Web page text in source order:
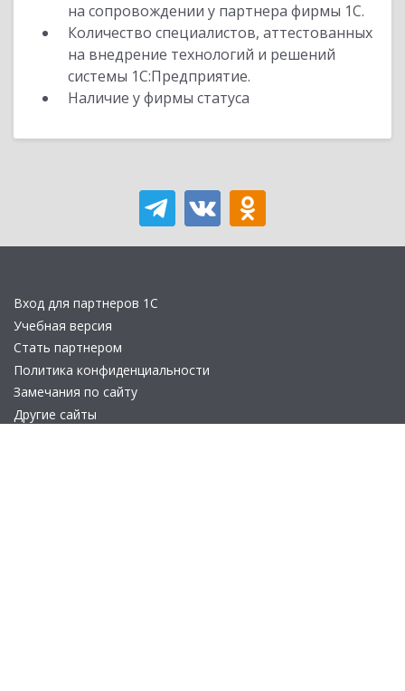
на сопровождении у партнера фирмы 1С.
Количество специалистов, аттестованных
на внедрение технологий и решений
системы 1С:Предприятие.
Наличие у фирмы статуса
Вход для партнеров 1С
Учебная версия
Стать партнером
Политика конфиденциальности
Замечания по сайту
Другие сайты